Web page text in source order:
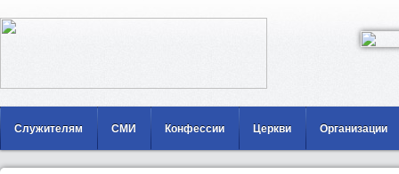
Служителям СМИ Конфессии Церкви Организации